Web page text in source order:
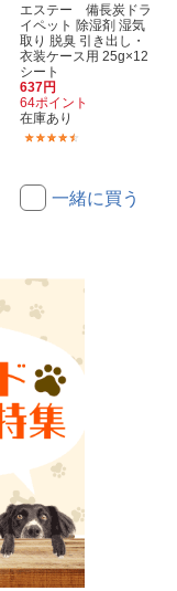
エステー 備長炭ドラ
イペット 除湿剤 湿気
取り 脱臭 引き出し・
衣装ケース用 25g×12
シート
637円
64ポイント
在庫あり
一緒に買う